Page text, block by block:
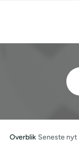
Overblik Seneste nyt